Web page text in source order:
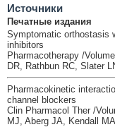
Источники
Печатные издания
Symptomatic orthostasis
inhibitors
Pharmacotherapy /
DR, Rathbun RC, Slater
Pharmacokinetic
channel blockers
Clin Pharmacol Ther /
MJ, Aberg JA, Kendall